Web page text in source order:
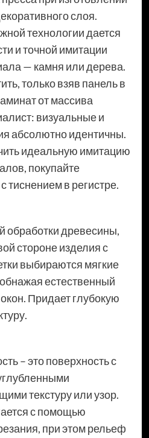
слоя.
технологии дается
и точной имитации
— камня или дерева.
только взяв панель в
от массива
визуальные и
абсолютно идентичны.
идеальную имитацию
покупайте
тиснением в регистре.
обработки древесины,
стороне изделия с
выбираются мягкие
естественный
Придает глубокую
– это поверхность с
текстуру или узор.
с помощью
при этом рельеф